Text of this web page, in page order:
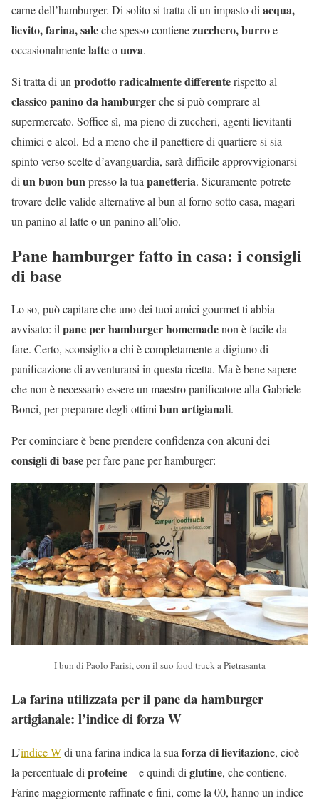
carne dell’hamburger. Di solito si tratta di un impasto di acqua,
lievito, farina, saleche spesso contienezucchero, burroe
occasionalmentelatteouova.
Si tratta di un prodotto radicalmente differenterispetto al
classico panino da hamburgerche si può comprare al
supermercato. Soffice sì, ma pieno di zuccheri, agenti lievitanti
chimici e alcol. Ed a meno che il panettiere di quartiere si sia
spinto verso scelte d’avanguardia, sarà difficile approvvigionarsi
di un buon bunpresso la tua panetteria. Sicuramente potrete
trovare delle valide alternative al bun al forno sotto casa, magari
un panino al latte o un panino all’olio.
Pane hamburger fatto in casa: i consigli
di base
Lo so, può capitare che uno dei tuoi amici gourmet ti abbia
avvisato: ilpane per hamburger homemadenon è facile da
fare. Certo, sconsiglio a chi è completamente a digiuno di
panificazione di avventurarsi in questa ricetta. Ma è bene sapere
che non è necessario essere un maestro panificatore alla Gabriele
Bonci, per preparare degli ottimibun artigianali.
Per cominciare è bene prendere confidenza con alcuni dei
consigli di baseper fare pane per hamburger:
I bun di Paolo Parisi, con il suo food truck a Pietrasanta
La farina utilizzata per il pane da hamburger
artigianale: l’indice di forza W
L’indice Wdi una farina indica la sua forza di lievitazione, cioè
la percentuale di proteine– e quindi di glutine, che contiene.
Farine maggiormente raffinate e fini, come la 00, hanno un indice